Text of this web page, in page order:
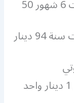
تجديد اشنراك بي ان سبورت 6 شهور 50
تجديد اشتراك بي ان سبورت سنة 94 دينار